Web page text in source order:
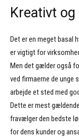
Kreativt
Det er en meget basal
er vigtigt for
Men det gælder også
ved firmaerne de unge
arbejde et sted med
Dette er mest
fravælger den bedste
for dens kunder og